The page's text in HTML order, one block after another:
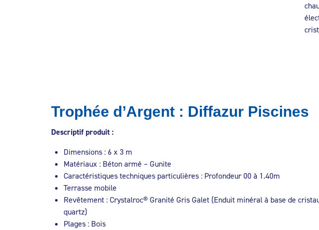
Trophée d’Argent : Diffazur Piscines
Descriptifproduit :
Dimensions : 6 x 3 m
Matériaux : Béton armé – Gunite
Caractéristiques techniques particulières : Profondeur 00 à 1.40m
Terrasse mobile
Revêtement : Crystalroc® Granité Gris Galet (Enduit minéral à base de
quartz)
Plages : Bois